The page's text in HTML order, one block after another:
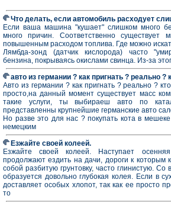
Что делать, если автомобиль расходует
Если ваша машина "кушает" слишком много
много причин. Соответственно существует
повышенным расходом топлива. Где можно
Лямбда-зонд (датчик кислорода) часто
бензина, покрываясь окислами свинца. Из-за
авто из германии ? как пригнать ? реально
Авто из германии ? как пригнать ? реально ?
просто,на данный момент существует масс
такие услуги, ты выбираеш авто по
представленны крупнейшие германские авто
Но разве это для нас ? покупать кота в
немецким
Езжайте своей колеей.
Езжайте своей колеей. Наступает
продолжают ездить на дачи, дороги к которым
собой разбитую грунтовку, часто глинистую. Со
образуется довольно глубокая колея. Если в
доставляет особых хлопот, так как ее просто
то